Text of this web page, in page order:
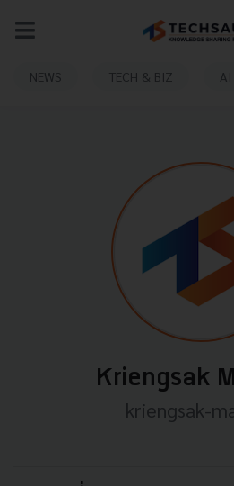
NEWS TECH & BIZ AI
Kriengsak
kriengsak-